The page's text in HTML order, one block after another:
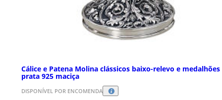
Cálice e Patena Molina clássicos baixo-relevo e medalhões
prata 925 maciça
DISPONÍVEL POR ENCOMENDA